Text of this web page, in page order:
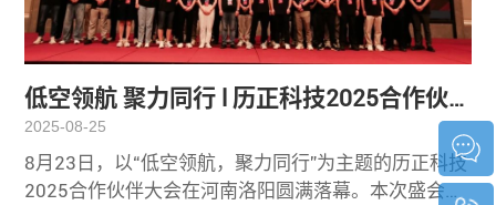
低空领航 聚力同行 l 历正科技2025合作伙
伴大会圆满落幕
2025-08-25
8月23日，以“低空领航，聚力同行”为主题的历正科技
2025合作伙伴大会在河南洛阳圆满落幕。本次盛会汇